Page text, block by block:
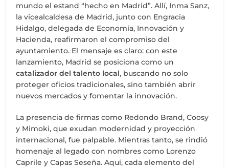
mundo el estand “hecho en Madrid”. Allí, Inma Sanz,
la vicealcaldesa de Madrid, junto con Engracia
Hidalgo, delegada de Economía, Innovación y
Hacienda, reafirmaron el compromiso del
ayuntamiento. El mensaje es claro: con este
lanzamiento, Madrid se posiciona como un
catalizador del talento local, buscando no solo
proteger oficios tradicionales, sino también abrir
nuevos mercados y fomentar la innovación.
La presencia de firmas como Redondo Brand, Coosy
y Mimoki, que exudan modernidad y proyección
internacional, fue palpable. Mientras tanto, se rindió
homenaje al legado con nombres como Lorenzo
Caprile y Capas Seseña. Aquí, cada elemento del